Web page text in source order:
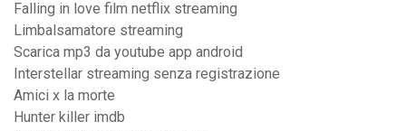
Falling in love film netflix streaming
Limbalsamatore streaming
Scarica mp3 da youtube app android
Interstellar streaming senza registrazione
Amici x la morte
Hunter killer imdb